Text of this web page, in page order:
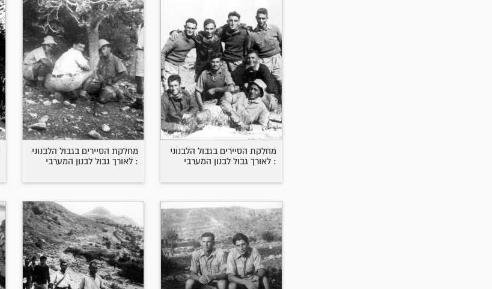
מחלקת הסיירים בגבול הלבנוני
: לאורך גבול לבנון המערבי
מחלקת הסיירים בגבול הלבנוני
: לאורך גבול לבנון המערבי